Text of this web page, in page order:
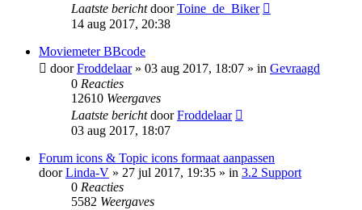
Laatste berichtdoorToine_de_Biker
14 aug 2017, 20:38
Moviemeter BBcode
doorFroddelaar» 03 aug 2017, 18:07 » in Gevraagd
0 Reacties
12610 Weergaves
Laatste berichtdoorFroddelaar
03 aug 2017, 18:07
Forum icons & Topic icons formaat aanpassen
doorLinda-V » 27 jul 2017, 19:35 » in 3.2 Support
0 Reacties
5582 Weergaves